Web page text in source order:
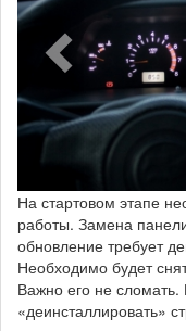
На стартовом этапе
работы. Замена
обновление требует
Необходимо будет
Важно его не сломать.
«деинсталлировать»